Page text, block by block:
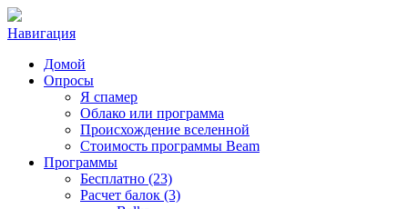
Навигация
Домой
Опросы
Я спамер
Облако или программа
Происхождение вселенной
Стоимость программы Beam
Программы
Бесплатно (23)
Расчет балок (3)